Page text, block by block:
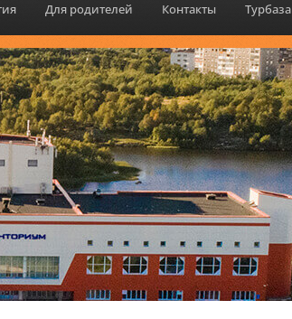
Для родителей Контакты Турбаза